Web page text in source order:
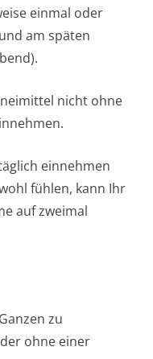
einmal oder
am späten
nicht ohne
einnehmen
fühlen, kann Ihr
auf zweimal
zu
ohne einer